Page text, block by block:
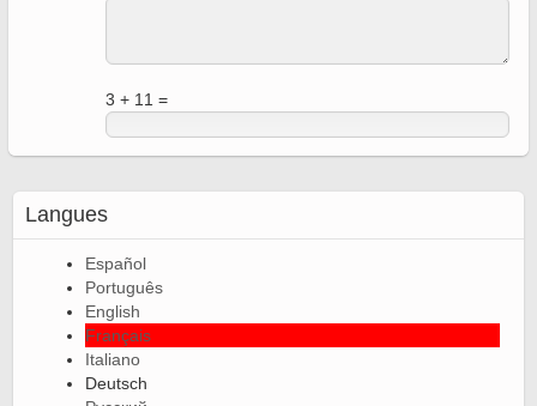
3 + 11 =
Langues
Español
Português
English
Français
Italiano
Deutsch